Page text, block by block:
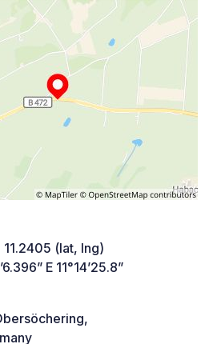
11.2405 (lat, lng)
E 11°14’25.8”